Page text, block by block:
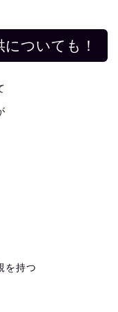
ついても！
を持つ